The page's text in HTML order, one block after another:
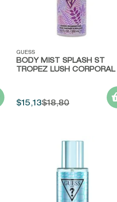
Vista rápida
GUESS
BODY MIST SPLASH ST
TROPEZ LUSH CORPORAL
$15,13$18,80